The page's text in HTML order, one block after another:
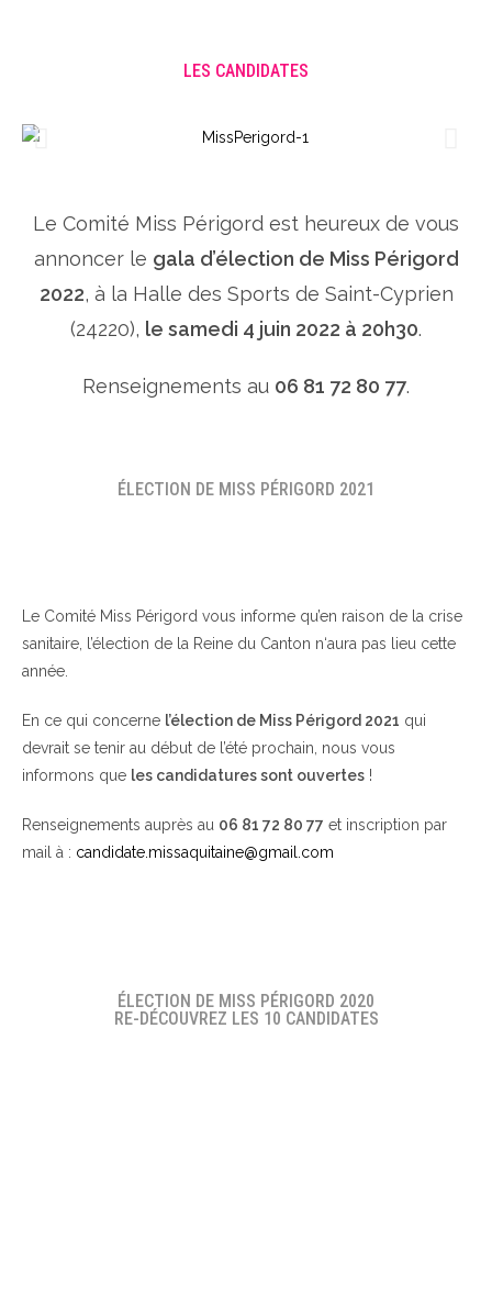
LES CANDIDATES
Le Comité Miss Périgord est heureux de vous
annoncer le gala d’élection de Miss Périgord
2022, à la Halle des Sports de Saint-Cyprien
(24220), le samedi 4 juin 2022 à 20h30.
Renseignements au 06 81 72 80 77.
ÉLECTION DE MISS PÉRIGORD 2021
Le Comité Miss Périgord vous informe qu’en raison de la crise
sanitaire, l’élection de la Reine du Canton n‘aura pas lieu cette
année.
En ce qui concerne l’élection de Miss Périgord 2021 qui
devrait se tenir au début de l’été prochain, nous vous
informons que les candidatures sont ouvertes !
Renseignements auprès au 06 81 72 80 77 et inscription par
mail à : candidate.missaquitaine@gmail.com
ÉLECTION DE MISS PÉRIGORD 2020
RE-DÉCOUVREZ LES 10 CANDIDATES